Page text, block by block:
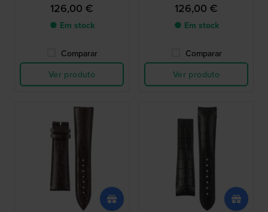
126,00 €
● Em stock
Comparar
Ver produto
126,00 €
● Em stock
Comparar
Ver produto